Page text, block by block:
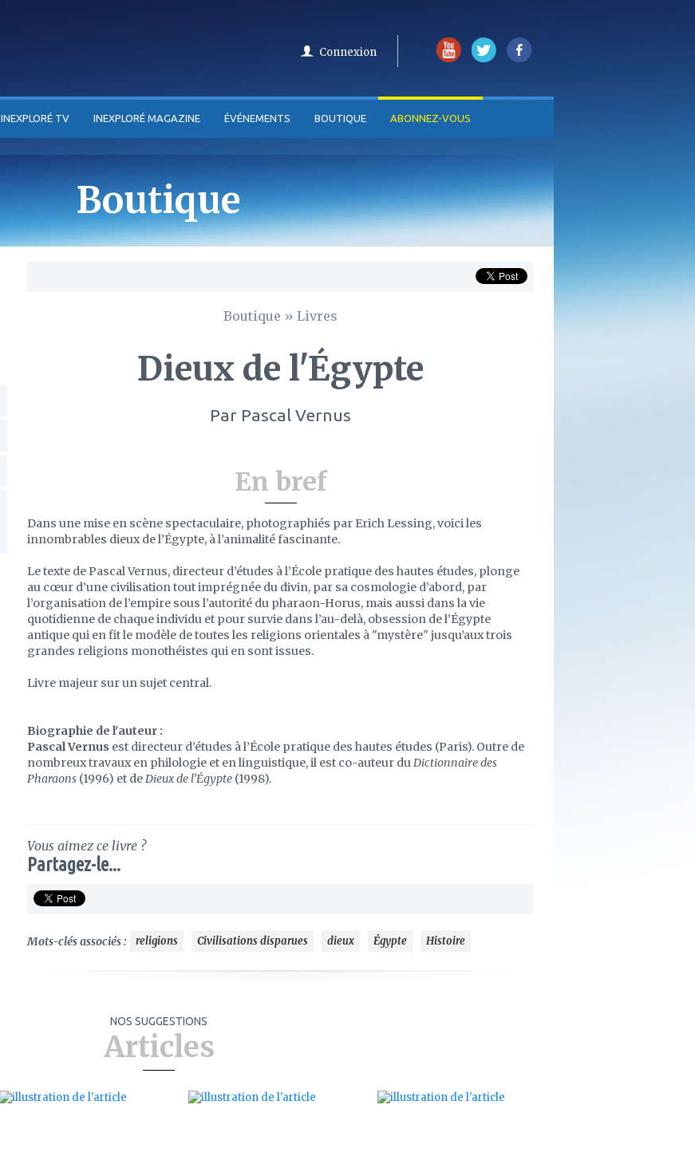
Connexion
INEXPLORÉ TV INEXPLORÉ MAGAZINE ÉVÉNEMENTS BOUTIQUE ABONNEZ-VOUS
Boutique
Boutique » Livres
Dieux de l'Égypte
Par Pascal Vernus
En bref
Dans une mise en scène spectaculaire, photographiés par Erich Lessing, voici les
innombrables dieux de l’Égypte, à l’animalité fascinante.
Le texte de Pascal Vernus, directeur d’études à l’École pratique des hautes études, plonge
au cœur d’une civilisation tout imprégnée du divin, par sa cosmologie d’abord, par
l’organisation de l’empire sous l’autorité du pharaon-Horus, mais aussi dans la vie
quotidienne de chaque individu et pour survie dans l’au-delà, obsession de l’Égypte
antique qui en fit le modèle de toutes les religions orientales à "mystère" jusqu’aux trois
grandes religions monothéistes qui en sont issues.
Livre majeur sur un sujet central.
Biographie de l'auteur :
Pascal Vernus est directeur d’études à l’École pratique des hautes études (Paris). Outre de
nombreux travaux en philologie et en linguistique, il est co-auteur duDictionnaire des
Pharaons (1996) et deDieux de l’Égypte (1998).
Vous aimez ce livre ?
Partagez-le...
Mots-clés associés : religions Civilisations disparues dieux Égypte Histoire
NOS SUGGESTIONS
Articles